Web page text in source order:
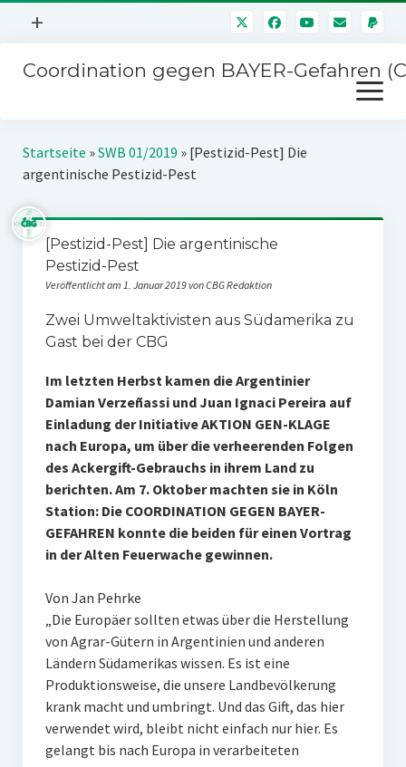
Menü
+
Mitmachen
Über uns
Kontakt
Impressum
Störfälle
Coordination gegen BAYER-Gefahren
Menü
öffnen
Kampagnen
Stichwort BAYER
Jahrestagung
Startseite »SWB 01/2019 » [Pestizid-Pest] Die
argentinische Pestizid-Pest
[Pestizid-Pest] Die argentinische
Pestizid-Pest
Veröffentlicht am 1. Januar 2019 von CBG Redaktion
Zwei Umweltaktivisten aus Südamerika zu
Gast bei der CBG
Im letzten Herbst kamen die Argentinier
Damian Verzeñassi und Juan Ignaci Pereira auf
Einladung der Initiative AKTION GEN-KLAGE
nach Europa, um über die verheerenden Folgen
des Ackergift-Gebrauchs in ihrem Land zu
berichten. Am 7. Oktober machten sie in Köln
Station: Die COORDINATION GEGEN BAYER-
GEFAHREN konnte die beiden für einen Vortrag
in der Alten Feuerwache gewinnen.
Von Jan Pehrke
„Die Europäer sollten etwas über die Herstellung
von Agrar-Gütern in Argentinien und anderen
Ländern Südamerikas wissen. Es ist eine
Produktionsweise, die unsere Landbevölkerung
krank macht und umbringt. Und das Gift, das hier
verwendet wird, bleibt nicht einfach nur hier. Es
gelangt bis nach Europa in verarbeiteten